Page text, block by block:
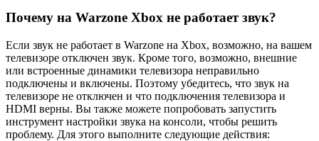
Почему на Warzone Xbox не работает звук?
Если звук не работает в Warzone на Xbox, возможно, на вашем
телевизоре отключен звук. Кроме того, возможно, внешние
или встроенные динамики телевизора неправильно
подключены и включены. Поэтому убедитесь, что звук на
телевизоре не отключен и что подключения телевизора и
HDMI верны. Вы также можете попробовать запустить
инструмент настройки звука на консоли, чтобы решить
проблему. Для этого выполните следующие действия: